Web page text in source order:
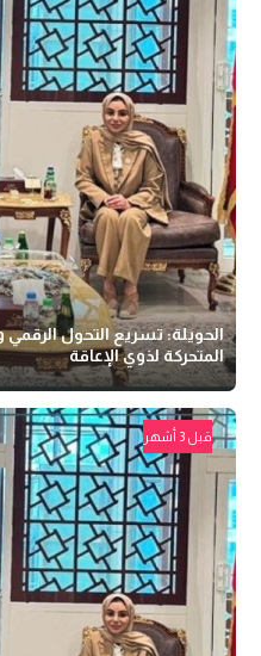
الحويلة: تسريع التحول
المتحركة لذوي الإعاقة
قبل 3 أشهر